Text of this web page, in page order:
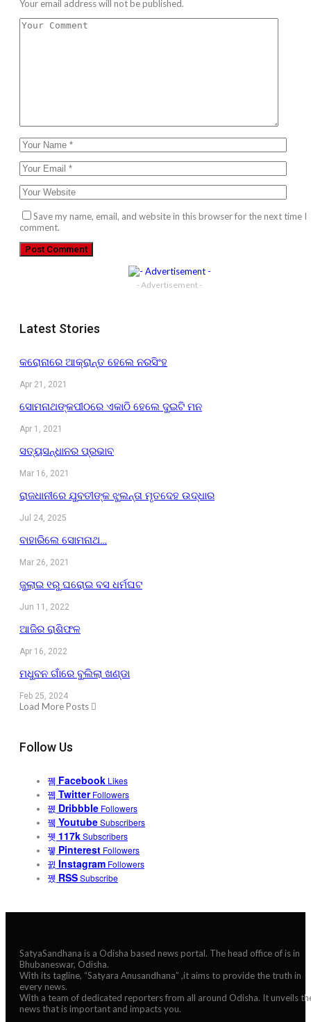
Your email address will not be published.
Save my name, email, and website in this browser for the next time I
comment.
- Advertisement -
Latest Stories
କରୋନାରେ ଆକ୍ରାନ୍ତ ହେଲେ ନରସିଂହ
Apr 21, 2021
ସୋମନାଥଙ୍କପୀଠରେ ଏକାଠି ହେଲେ ଦୁଇଟି ମନ
Apr 1, 2021
ସତ୍ୟସନ୍ଧାନର ପ୍ରଭାବ
Mar 16, 2021
ରାଜଧାନୀରେ ଯୁବତୀଙ୍କ ଝୁଲନ୍ତା ମୃତଦେହ ଉଦ୍ଧାର
Jul 24, 2025
ବାହାରିଲେ ସୋମନାଥ…
Mar 26, 2021
ଜୁଲାଇ ୧ରୁ ଘରୋଇ ବସ ଧର୍ମଘଟ
Jun 11, 2022
ଆଜିର ରାଶିଫଳ
Apr 16, 2022
ମଧୁବନ ଗାଁରେ ବୁଲିଲା ଖଣ୍ଡା
Feb 25, 2024
Load More Posts
Follow Us
Facebook Likes
Twitter Followers
Dribbble Followers
YoutubeSubscribers
117kSubscribers
Pinterest Followers
Instagram Followers
RSSSubscribe
SatyaSandhana is a Odisha based news portal. The head office of is in
Bhubaneswar, Odisha.
With its tagline, “Satyara Anusandhana” ,it aims to provide the truth in
every news.
With a team of dedicated reporters from all around Odisha. It unveils
news that is important and impacts you.